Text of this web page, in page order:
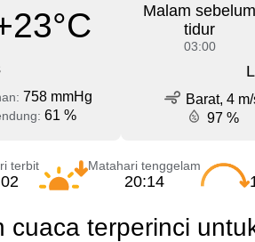
758 mmHg
61 %
Malam sebelum
tidur
03:00
Barat, 4
97 %
terbit Matahari tenggelam
20:14
cuaca terperinci